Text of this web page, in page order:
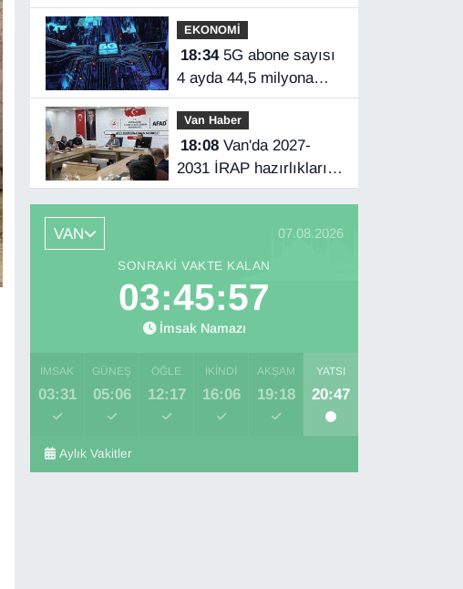
Başkan Özgür İreç İlhan
açıkladı
EKONOMİ
18:345G abone sayısı
4 ayda 44,5 milyona
ulaştı
Van Haber
18:08Van'da 2027-
2031 İRAP hazırlıkları
başladı
VAN 07.08.2026
SONRAKI VAKTE KALAN
03:45:55
İmsak Namazı
İMSAK
03:31
GÜNEŞ
05:06
ÖĞLE
12:17
İKINDI
16:06
AKŞAM
19:18
YATSI
20:47
Aylık Vakitler